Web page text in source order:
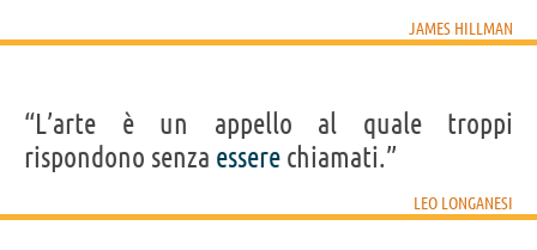
JAMES HILLMAN
“L’arte è un appello al quale troppi
rispondono senza essere chiamati.”
LEO LONGANESI